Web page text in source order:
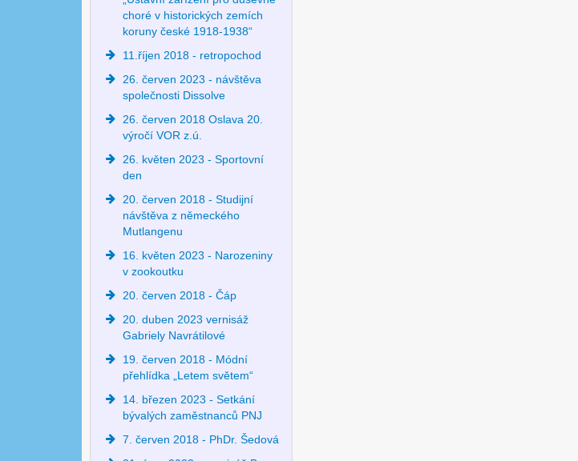
choré v historických zemích
koruny české 1918-1938“
11.říjen 2018 - retropochod
26. červen 2023 - návštěva
společnosti Dissolve
26. červen 2018 Oslava 20.
výročí VOR z.ú.
26. květen 2023 - Sportovní
den
20. červen 2018 - Studijní
návštěva z německého
Mutlangenu
16. květen 2023 - Narozeniny
v zookoutku
20. červen 2018 - Čáp
20. duben 2023 vernisáž
Gabriely Navrátilové
19. červen 2018 - Módní
přehlídka „Letem světem“
14. březen 2023 - Setkání
bývalých zaměstnanců PNJ
7. červen 2018 - PhDr. Šedová